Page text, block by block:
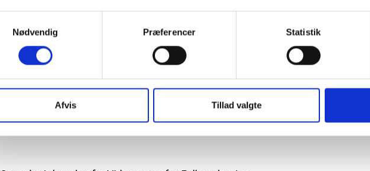
Nødvendig
Præferencer Statistik
Afvis Tillad valgte
faglighed.
Vi behandler løbende ansøgningerne, så send snarest muligt og senest den 5.
emnefeltet.
Læs mere